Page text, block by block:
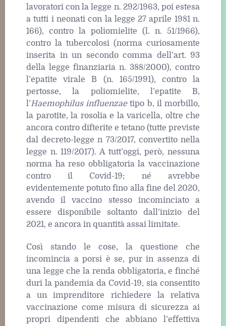
lavoratori con la legge n. 292/1963, poi estesa
a tutti i neonati con la legge 27 aprile 1981 n.
166), contro la poliomielite (l. n. 51/1966),
contro la tubercolosi (norma curiosamente
inserita in un secondo comma dell’art. 93
della legge finanziaria n. 388/2000), contro
l’epatite virale B (n. 165/1991), contro la
pertosse, la poliomielite, l’epatite B,
l’Haemophilus influenzaetipo b, il morbillo,
la parotite, la rosolia e la varicella, oltre che
ancora contro difterite e tetano (tutte previste
dal decreto-legge n 73/2017, convertito nella
legge n. 119/2017). A tutt’oggi, però, nessuna
norma ha reso obbligatoria la vaccinazione
contro il Covid-19; né avrebbe
evidentemente potuto fino alla fine del 2020,
avendo il vaccino stesso incominciato a
essere disponibile soltanto dall’inizio del
2021, e ancora in quantità assai limitate.
Così stando le cose, la questione che
incomincia a porsi è se, pur in assenza di
una legge che la renda obbligatoria, e finché
duri la pandemia da Covid-19, sia consentito
a un imprenditore richiedere la relativa
vaccinazione come misura di sicurezza ai
propri dipendenti che abbiano l’effettiva